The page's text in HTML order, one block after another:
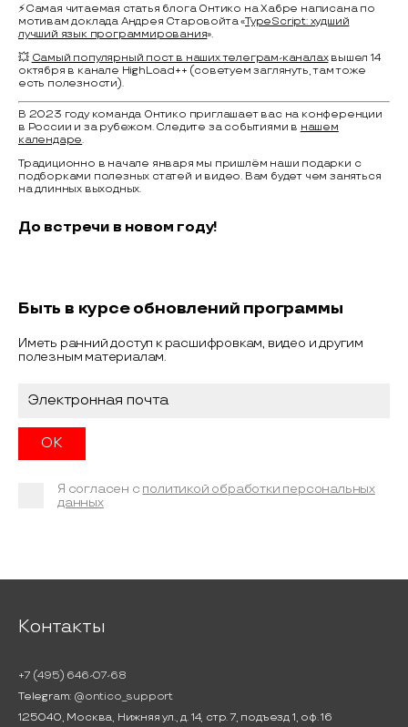
⚡️Самая читаемая статья блога Онтико на Хабре написана по
мотивам доклада Андрея Старовойта «TypeScript: худший
лучший язык программирования».
💥 Самый популярный пост в наших телеграм-каналахвышел 14
октября в канале HighLoad++ (советуем заглянуть, там тоже
есть полезности).
В 2023 году команда Онтико приглашает вас на конференции
в России и за рубежом. Следите за событиями в нашем
календаре.
Традиционно в начале января мы пришлём наши подарки с
подборками полезных статей и видео. Вам будет чем заняться
на длинных выходных.
До встречи в новом году!
Быть в курсе обновлений программы
Иметь ранний доступ к расшифровкам, видео и другим
полезным материалам.
Я согласен с политикой обработки персональных
данных
Контакты
+7 (495) 646-07-68
Telegram: @ontico_support
125040, Москва, Нижняя ул., д. 14, стр. 7, подъезд 1, оф. 16